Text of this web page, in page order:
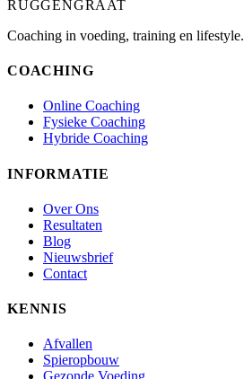
RUGGENGRAAT
Coaching in voeding, training en lifestyle.
COACHING
Online Coaching
Fysieke Coaching
Hybride Coaching
INFORMATIE
Over Ons
Resultaten
Blog
Nieuwsbrief
Contact
KENNIS
Afvallen
Spieropbouw